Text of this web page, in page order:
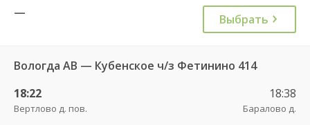
—
Выбрать
Вологда АВ — Кубенское ч/з Фетинино 414
18:22
Вертлово д. пов.
18:38
Баралово д.